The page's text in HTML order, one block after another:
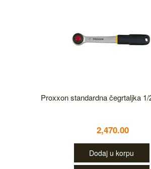
Proxxon standardna čegrtaljka 1/
2,470.00
Dodaj u korpu